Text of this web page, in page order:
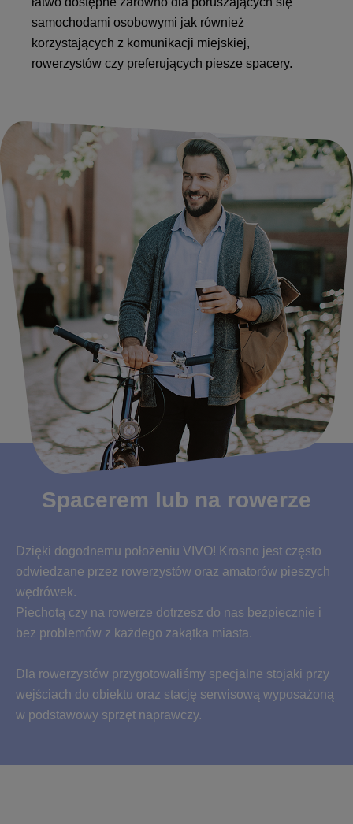
samochodami osobowymi jak również
korzystających z komunikacji miejskiej,
rowerzystów czy preferujących piesze spacery.
Spacerem lub na rowerze
Dzięki dogodnemu położeniu VIVO! Krosno jest często
odwiedzane przez rowerzystów oraz amatorów pieszych
wędrówek.
Piechotą czy na rowerze dotrzesz do nas bezpiecznie i
bez problemów z każdego zakątka miasta.
Dla rowerzystów przygotowaliśmy specjalne stojaki przy
wejściach do obiektu oraz stację serwisową wyposażoną
w podstawowy sprzęt naprawczy.